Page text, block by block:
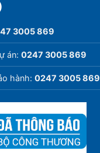
3005 869
án: 0247 3005 869
hành: 0247 3005 869